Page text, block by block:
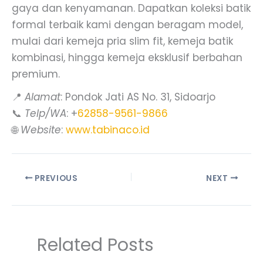
gaya dan kenyamanan. Dapatkan koleksi batik
formal terbaik kami dengan beragam model,
mulai dari kemeja pria slim fit, kemeja batik
kombinasi, hingga kemeja eksklusif berbahan
premium.
📍 Alamat: Pondok Jati AS No. 31, Sidoarjo
📞 Telp/WA: +62858-9561-9866
🌐Website: www.tabinaco.id
PREVIOUS NEXT
Related Posts